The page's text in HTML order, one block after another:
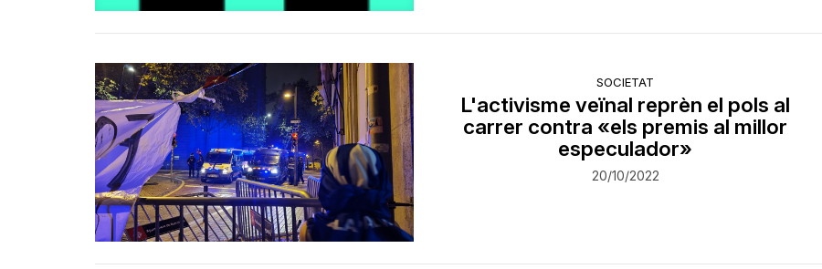
SOCIETAT
L'activisme veïnal reprèn el pols al
carrer contra «els premis al millor
especulador»
20/10/2022